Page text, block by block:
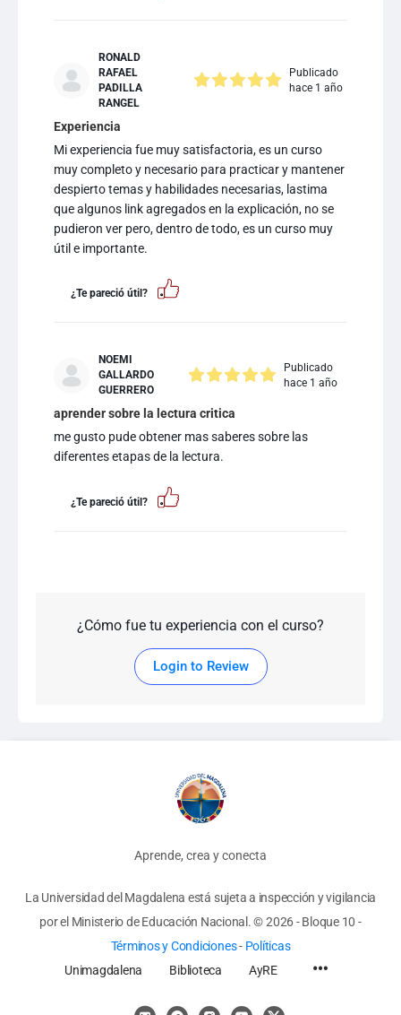
RONALD
RAFAEL
PADILLA
RANGEL
Publicado
hace 1 año
Experiencia
Mi experiencia fue muy satisfactoria, es un curso
muy completo y necesario para practicar y mantener
despierto temas y habilidades necesarias, lastima
que algunos link agregados en la explicación, no se
pudieron ver pero, dentro de todo, es un curso muy
útil e importante.
¿Te pareció útil?
NOEMI
GALLARDO
GUERRERO
Publicado
hace 1 año
aprender sobre la lectura critica
me gusto pude obtener mas saberes sobre las
diferentes etapas de la lectura.
¿Te pareció útil?
¿Cómo fue tu experiencia con el curso?
Login to Review
Aprende, crea y conecta
La Universidad del Magdalena está sujeta a inspección y vigilancia
por el Ministerio de Educación Nacional.© 2026 - Bloque 10 -
Términos y Condiciones- Políticas
Unimagdalena
Biblioteca AyRE